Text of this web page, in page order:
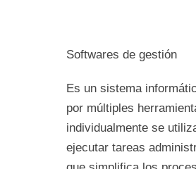
Softwares de gestión
Es un sistema
por múltiples
individualmente se
ejecutar tareas